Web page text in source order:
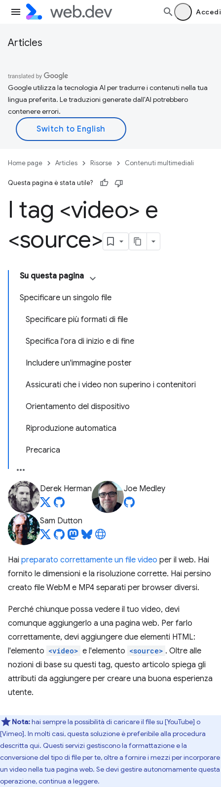
Accedi
Articles
Google utilizza la tecnologia AI per tradurre i contenuti nella tua
lingua preferita. Le traduzioni generate dall'AI potrebbero
contenere errori.
Home page Articles Risorse Contenuti multimediali
Questa pagina è stata utile?
I tag <video> e
<source>
Su questa pagina
Specificare un singolo file
Specificare più formati di file
Specifica l'ora di inizio e di fine
Includere un'immagine poster
Assicurati che i video non superino i contenitori
Orientamento del dispositivo
Riproduzione automatica
Precarica
Derek Herman Joe Medley
Sam Dutton
Hai preparato correttamente un file video per il web. Hai
fornito le dimensioni e la risoluzione corrette. Hai persino
creato file WebM e MP4 separati per browser diversi.
Perché chiunque possa vedere il tuo video, devi
comunque aggiungerlo a una pagina web. Per farlo
correttamente, devi aggiungere due elementi HTML:
l'elemento <video> e l'elemento <source> . Oltre alle
nozioni di base su questi tag, questo articolo spiega gli
attributi da aggiungere per creare una buona esperienza
utente.
Nota:hai sempre la possibilità di caricare il file su [YouTube] o
[Vimeo]. In molti casi, questa soluzione è preferibile alla procedura
descritta qui. Questi servizi gestiscono la formattazione e la
conversione del tipo di file per te, oltre a fornire i mezzi per incorporare
un video nella tua pagina web. Se devi gestire autonomamente questa
operazione, continua a leggere.